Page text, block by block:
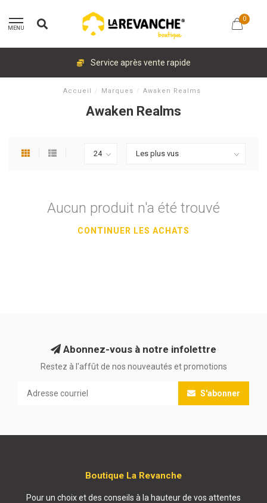
MENU
0
Service après vente rapide
Accueil / Marques / Awaken Realms
Awaken Realms
Aucun produit n'a été trouvé
CONTINUER LES ACHATS
Abonnez-vous à notre infolettre
Restez à l'affût de nos nouveautés et promotions
S'abonner
Boutique La Revanche
Pour un choix et des conseils à la hauteur de vos attentes